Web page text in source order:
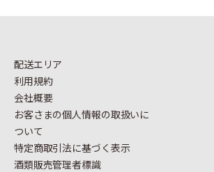
配送エリア
利用規約
会社概要
お客さまの個人情報の取扱いに
ついて
特定商取引法に基づく表示
酒類販売管理者標識